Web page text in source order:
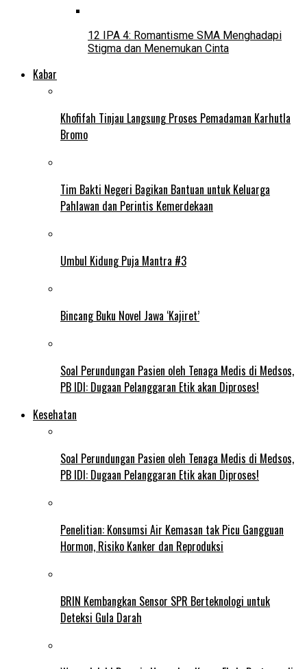
12 IPA 4: Romantisme SMA Menghadapi
Stigma dan Menemukan Cinta
Kabar
Khofifah Tinjau Langsung Proses Pemadaman Karhutla
Bromo
Tim Bakti Negeri Bagikan Bantuan untuk Keluarga
Pahlawan dan Perintis Kemerdekaan
Umbul Kidung Puja Mantra #3
Bincang Buku Novel Jawa ‘Kajiret’
Soal Perundungan Pasien oleh Tenaga Medis di Medsos,
PB IDI: Dugaan Pelanggaran Etik akan Diproses!
Kesehatan
Soal Perundungan Pasien oleh Tenaga Medis di Medsos,
PB IDI: Dugaan Pelanggaran Etik akan Diproses!
Penelitian: Konsumsi Air Kemasan tak Picu Gangguan
Hormon, Risiko Kanker dan Reproduksi
BRIN Kembangkan Sensor SPR Berteknologi untuk
Deteksi Gula Darah